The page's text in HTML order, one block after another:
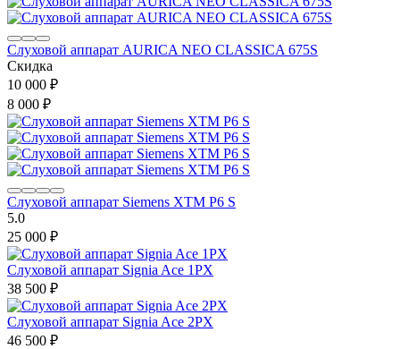
Слуховой аппарат AURICA NEO CLASSICA 675S
Скидка
10 000 ₽
8 000 ₽
Слуховой аппарат Siemens XTM P6 S
5.0
25 000 ₽
Слуховой аппарат Signia Ace 1PX
38 500 ₽
Слуховой аппарат Signia Ace 2PX
46 500 ₽